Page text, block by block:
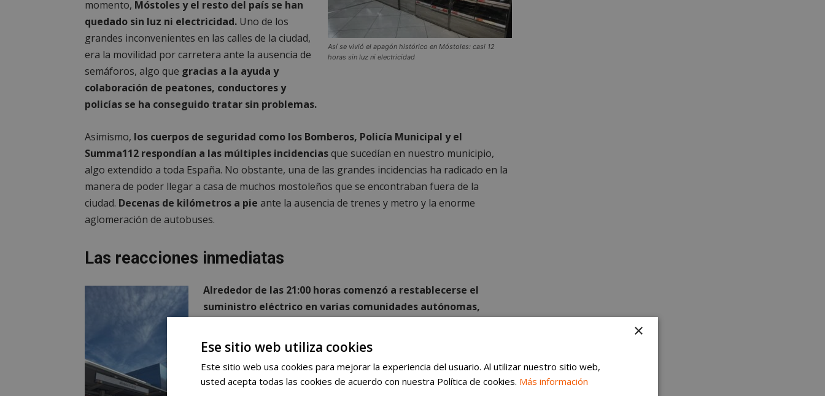
Así se vivió el apagón histórico en Móstoles: casi 12
horas sin luz ni electricidad
momento, Móstoles y el resto del país se han
quedado sin luz ni electricidad. Uno de los
grandes inconvenientes en las calles de la ciudad,
era la movilidad por carretera ante la ausencia de
semáforos, algo que gracias a la ayuda y
colaboración de peatones, conductores y
policías se ha conseguido tratar sin problemas.
Asimismo, los cuerpos de seguridad como los Bomberos, Policía Municipal y el
Summa112 respondían a las múltiples incidenciasque sucedían en nuestro municipio,
algo extendido a toda España. No obstante, una de las grandes incidencias ha radicado en la
manera de poder llegar a casa de muchos mostoleños que se encontraban fuera de la
ciudad. Decenas de kilómetros a pie ante la ausencia de trenes y metro y la enorme
aglomeración de autobuses.
Las reacciones inmediatas
Alrededor de las 21:00 horas comenzó a restablecerse el
suministro eléctrico en varias comunidades autónomas,
como la electricidad hasta a partir de las 22:00. Eso sí, en
algunos puntos de la ciudad no se subsanó el problema hasta
más tarde de las 23:15.Desde Portugal han señalado que el
origen del fallo se encuentra en España, que abastece tanto al país
×
Ese sitio web utiliza cookies
Este sitio web usa cookies para mejorar la experiencia del usuario. Al utilizar nuestro sitio web,
usted acepta todas las cookies de acuerdo con nuestra Política de cookies. Más información